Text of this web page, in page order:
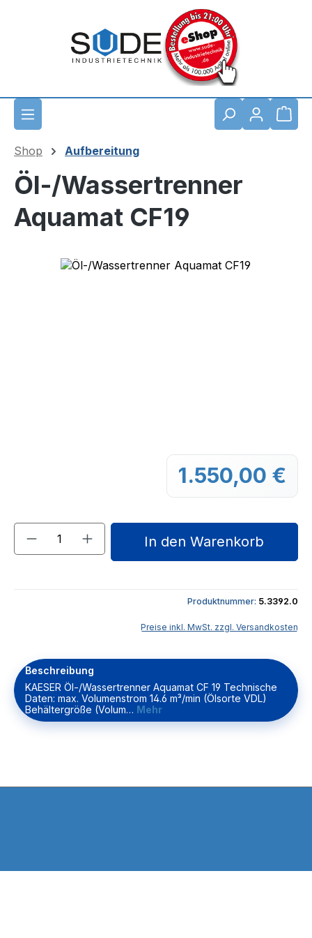
Shop Aufbereitung
Öl-/Wassertrenner
Aquamat CF19
Bildergalerie überspringen
1.550,00 €
Produkt Anzahl: Gib den gewünschten
In den Warenkorb
Produktnummer: 5.3392.0
Preise inkl. MwSt. zzgl. Versandkosten
Beschreibung
KAESER Öl-/Wassertrenner Aquamat CF 19 Technische
Daten: max. Volumenstrom 14.6 m³/min (Ölsorte VDL)
Behältergröße (Volum… Mehr